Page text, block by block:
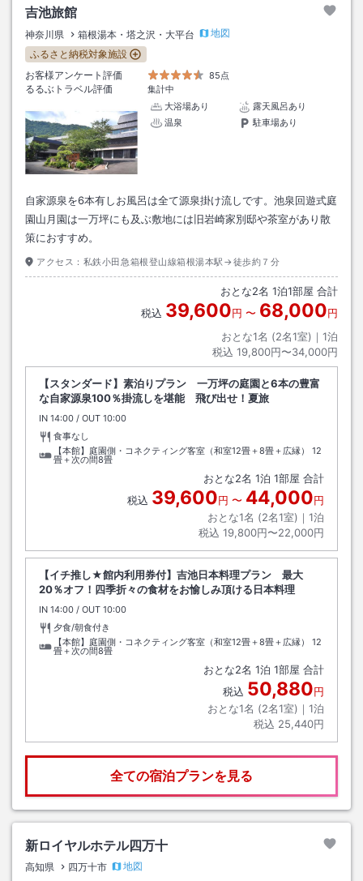
吉池旅館
神奈川県 箱根湯本・塔之沢・大平台
地図
ふるさと納税対象施設
お客様アンケート評価
85点
るるぶトラベル評価
集計中
大浴場あり
露天風呂あり
温泉
駐車場あり
自家源泉を6本有しお風呂は全て源泉掛け流しです。池泉回遊式庭
園山月園は一万坪にも及ぶ敷地には旧岩崎家別邸や茶室があり散
策におすすめ。
アクセス： 私鉄小田急箱根登山線箱根湯本駅→徒歩約７分
おとな2名 1泊1部屋 合計
税込 39,600円 〜 68,000円
おとな1名 (2名1室)｜ 1泊
税込 19,800円〜34,000円
【スタンダード】素泊りプラン 一万坪の庭園と6本の豊富
な自家源泉100％掛流しを堪能 飛び出せ！夏旅
IN チェックイン
14:00 / OUT チェックアウト
10:00
食事なし
【本館】庭園側・コネクティング客室（和室12畳＋8畳＋広縁）
12
畳＋次の間8畳
おとな2名 1泊 1部屋 合計
税込 39,600円 〜 44,000円
おとな1名 (2名1室)｜ 1泊
税込 19,800円〜22,000円
【イチ推し★館内利用券付】吉池日本料理プラン 最大
20％オフ！四季折々の食材をお愉しみ頂ける日本料理
IN チェックイン
14:00 / OUT チェックアウト
10:00
夕食/朝食付き
【本館】庭園側・コネクティング客室（和室12畳＋8畳＋広縁）
12
畳＋次の間8畳
おとな2名 1泊 1部屋 合計
税込 50,880円
おとな1名 (2名1室)｜ 1泊
税込 25,440円
全ての宿泊プランを見る
新ロイヤルホテル四万十
高知県 四万十市
地図